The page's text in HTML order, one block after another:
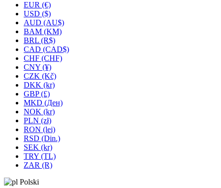
EUR (€)
USD ($)
AUD (AU$)
BAM (KM)
BRL (R$)
CAD (CAD$)
CHF (CHF)
CNY (¥)
CZK (Kč)
DKK (kr)
GBP (£)
MKD (Ден)
NOK (kr)
PLN (zł)
RON (lei)
RSD (Din.)
SEK (kr)
TRY (TL)
ZAR (R)
Polski